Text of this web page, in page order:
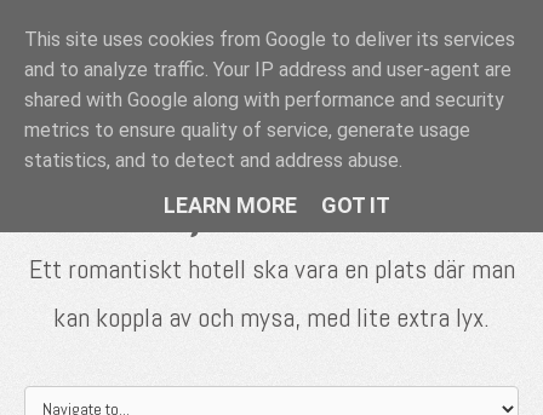
Romantiska
hotell - tips &
inspiration
Ett romantiskt hotell ska vara en plats där man
kan koppla av och mysa, med lite extra lyx.
This site uses cookies from Google to deliver its services
and to analyze traffic. Your IP address and user-agent are
shared with Google along with performance and security
metrics to ensure quality of service, generate usage
statistics, and to detect and address abuse.
LEARN MORE GOT IT